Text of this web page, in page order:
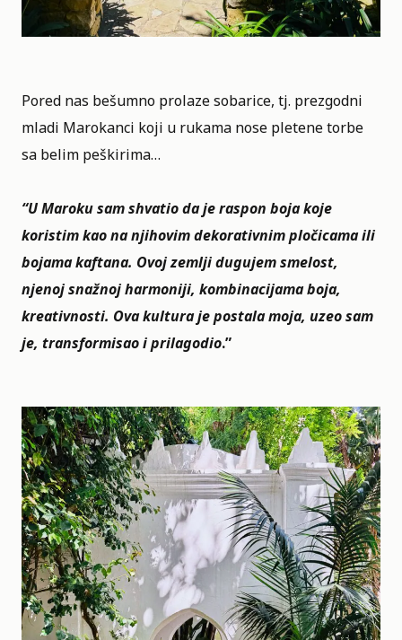
Pored nas bešumno prolaze sobarice, tj. prezgodni
mladi Marokanci koji u rukama nose pletene torbe
sa belim peškirima…
“UMarokusam shvatio da je raspon boja koje
koristim kao na njihovim dekorativnim pločicama ili
bojama kaftana. Ovoj zemlji dugujem smelost,
njenoj snažnoj harmoniji, kombinacijama boja,
kreativnosti. Ova kultura je postala moja, uzeo sam
je, transformisao i prilagodio.”